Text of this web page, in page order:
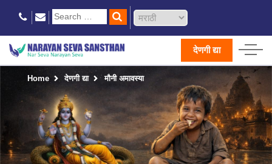
देणगी द्या
Home देणगी द्या मौनी अमावस्या